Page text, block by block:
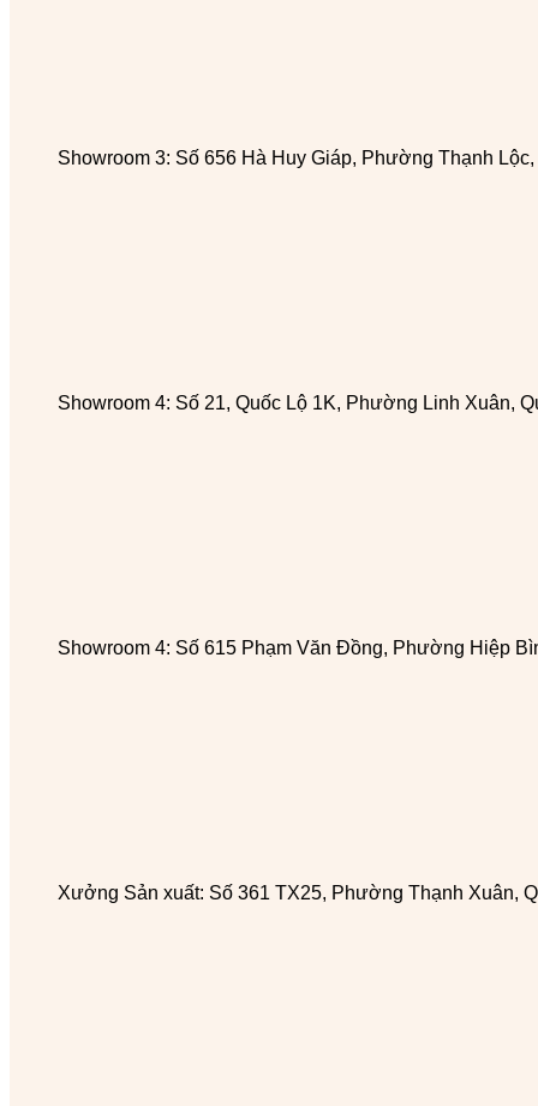
Showroom 3: Số 656 Hà Huy Giáp, Phường Thạnh Lộc,
Showroom 4: Số 21, Quốc Lộ 1K, Phường Linh Xuân,
Showroom 4: Số 615 Phạm Văn Đồng, Phường Hiệp
Xưởng Sản xuất: Số 361 TX25, Phường Thạnh Xuân,